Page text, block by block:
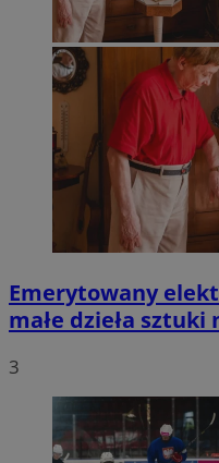
Emerytowany
małe dzieła
3